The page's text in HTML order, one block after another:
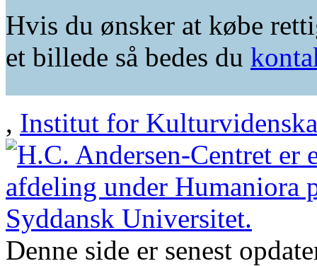
Hvis du ønsker at købe
et billede så bedes du
, Institut for
Denne side er senest